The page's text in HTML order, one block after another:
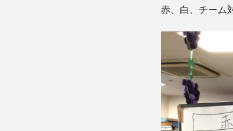
赤、白、チーム